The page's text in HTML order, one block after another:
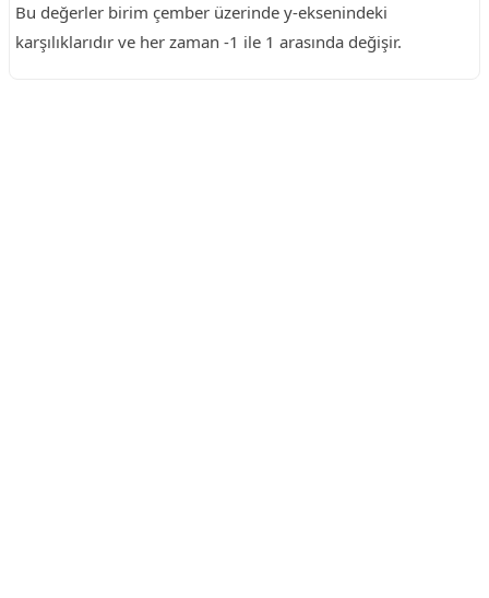
Bu değerler birim çember üzerinde y-eksenindeki
karşılıklarıdır ve her zaman -1 ile 1 arasında değişir.